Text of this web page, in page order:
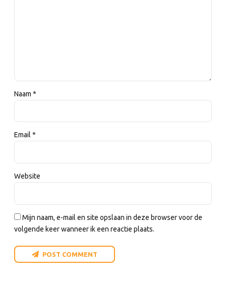
Naam *
Email *
Website
Mijn naam, e-mail en site opslaan in deze browser voor de
volgende keer wanneer ik een reactie plaats.
POST COMMENT